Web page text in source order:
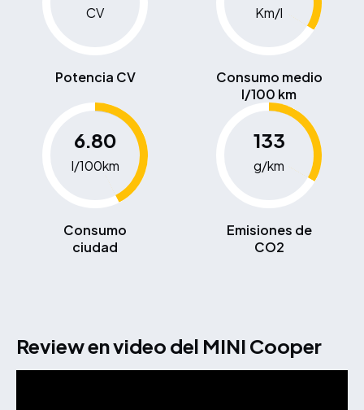
CV
Potencia CV
Km/l
Consumo medio
l/100 km
6.80
l/100km
Consumo
ciudad
133
g/km
Emisiones de
CO2
Review en video del MINI Cooper